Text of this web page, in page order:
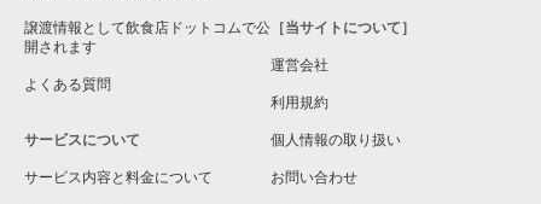
譲渡情報として飲食店ドットコムで公
開されます
よくある質問
サービスについて
サービス内容と料金について
［当サイトについて］
運営会社
利用規約
個人情報の取り扱い
お問い合わせ